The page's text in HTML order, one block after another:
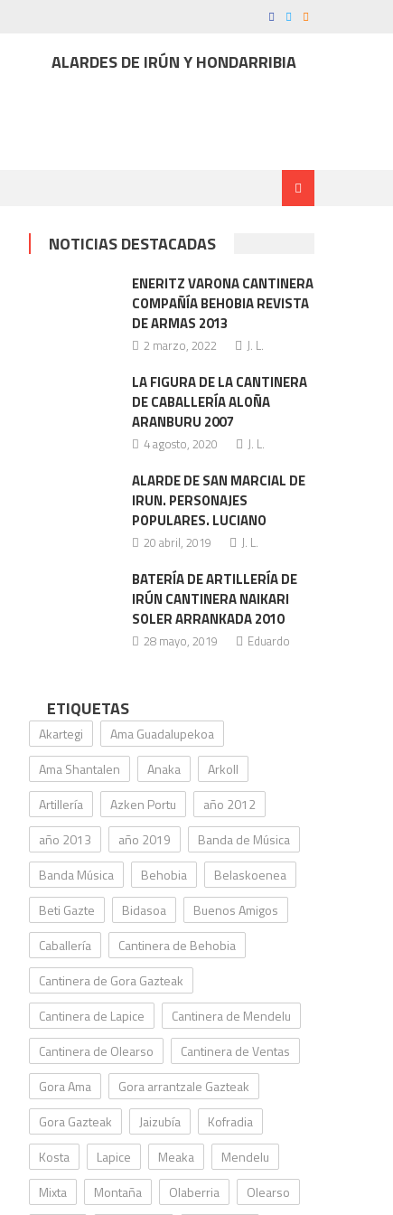
ALARDES DE IRÚN Y HONDARRIBIA
NOTICIAS DESTACADAS
ENERITZ VARONA CANTINERA
COMPAÑÍA BEHOBIA REVISTA
DE ARMAS 2013
2 marzo, 2022 J. L.
LA FIGURA DE LA CANTINERA
DE CABALLERÍA ALOÑA
ARANBURU 2007
4 agosto, 2020 J. L.
ALARDE DE SAN MARCIAL DE
IRUN. PERSONAJES
POPULARES. LUCIANO
20 abril, 2019 J. L.
BATERÍA DE ARTILLERÍA DE
IRÚN CANTINERA NAIKARI
SOLER ARRANKADA 2010
28 mayo, 2019 Eduardo
ETIQUETAS
Akartegi
Ama Guadalupekoa
Ama Shantalen
Anaka
Arkoll
Artillería
Azken Portu
año 2012
año 2013
año 2019
Banda de Música
Banda Música
Behobia
Belaskoenea
Beti Gazte
Bidasoa
Buenos Amigos
Caballería
Cantinera de Behobia
Cantinera de Gora Gazteak
Cantinera de Lapice
Cantinera de Mendelu
Cantinera de Olearso
Cantinera de Ventas
Gora Ama
Gora arrantzale Gazteak
Gora Gazteak
Jaizubía
Kofradia
Kosta
Lapice Meaka
Mendelu
Mixta
Montaña Olaberria Olearso